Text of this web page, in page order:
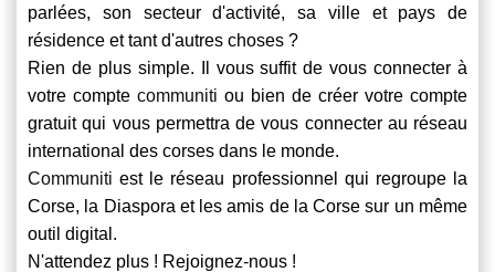
parlées, son secteur d'activité, sa ville et pays de
résidence et tant d'autres choses ?
Rien de plus simple. Il vous suffit de vous connecter à
votre compte communiti ou bien de créer votre compte
gratuit qui vous permettra de vous connecter au réseau
international des corses dans le monde.
Communiti est le réseau professionnel qui regroupe la
Corse, la Diaspora et les amis de la Corse sur un même
outil digital.
N'attendez plus ! Rejoignez-nous !